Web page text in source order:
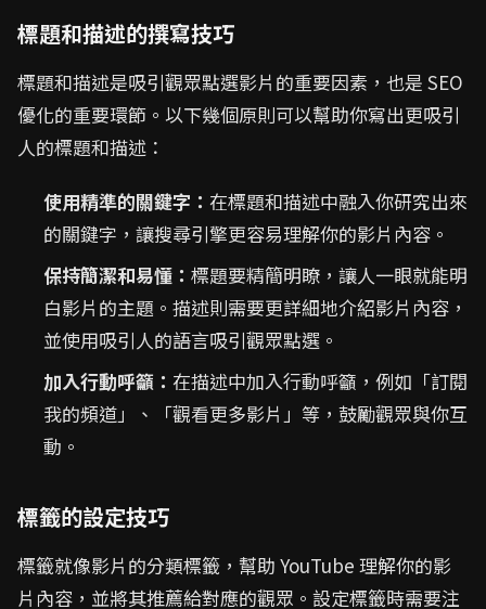
標題和描述的撰寫技巧
標題和描述是吸引觀眾點選影片的重要因素，也是 SEO
優化的重要環節。以下幾個原則可以幫助你寫出更吸引
人的標題和描述：
使用精準的關鍵字： 在標題和描述中融入你研究出來
的關鍵字，讓搜尋引擎更容易理解你的影片內容。
保持簡潔和易懂： 標題要精簡明瞭，讓人一眼就能明
白影片的主題。描述則需要更詳細地介紹影片內容，
並使用吸引人的語言吸引觀眾點選。
加入行動呼籲： 在描述中加入行動呼籲，例如「訂閱
我的頻道」、「觀看更多影片」等，鼓勵觀眾與你互
動。
標籤的設定技巧
標籤就像影片的分類標籤，幫助 YouTube 理解你的影
片內容，並將其推薦給對應的觀眾。設定標籤時需要注